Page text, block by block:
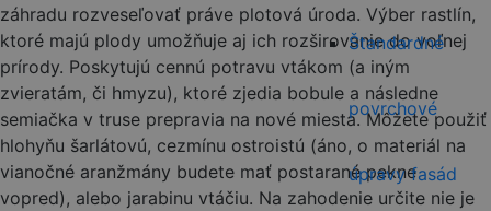
Štandardné
povrchové
úpravy fasád
záhradu rozveseľovať práve plotová úroda. Výber rastlín,
ktoré majú plody umožňuje aj ich rozširovanie do voľnej
prírody. Poskytujú cennú potravu vtákom (a iným
zvieratám, či hmyzu), ktoré zjedia bobule a následne
semiačka v truse prepravia na nové miesta. Môžete použiť
hlohyňu šarlátovú, cezmínu ostroistú (áno, o materiál na
vianočné aranžmány budete mať postarané pekne
vopred), alebo jarabinu vtáčiu. Na zahodenie určite nie je